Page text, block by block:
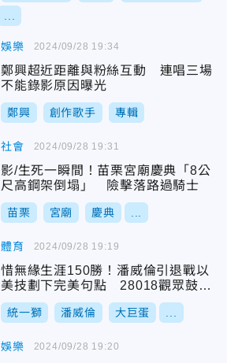
娛樂
鄭興超近距離與粉絲互動 連唱三場
不能錄影原因曝光
鄭興 創作歌手 專輯
2024/09/28 19:34
社會
影/生死一瞬間！苗栗宮廟慶典「8公
尺高鋼架倒塌」 險擊落路過騎士
苗栗 宮廟 慶典
2024/09/28 19:31
體育
惜無緣生涯150勝！潘威倫引退戰以
美技劃下完美句點 28018觀眾鼓掌
致敬
統一獅 潘威倫 大巨蛋
2024/09/28 19:19
娛樂 2024/09/28 19:20